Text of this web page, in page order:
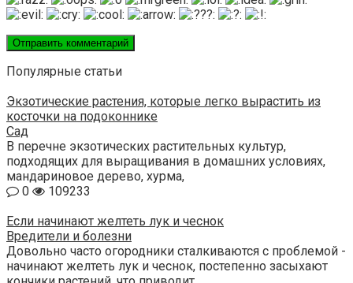
Популярные статьи
Экзотические растения, которые легко вырастить из
косточки на подоконнике
Сад
В перечне экзотических растительных культур,
подходящих для выращивания в домашних условиях,
мандариновое дерево, хурма,
0
109233
Если начинают желтеть лук и чеснок
Вредители и болезни
Довольно часто огородники сталкиваются с проблемой -
начинают желтеть лук и чеснок, постепенно засыхают